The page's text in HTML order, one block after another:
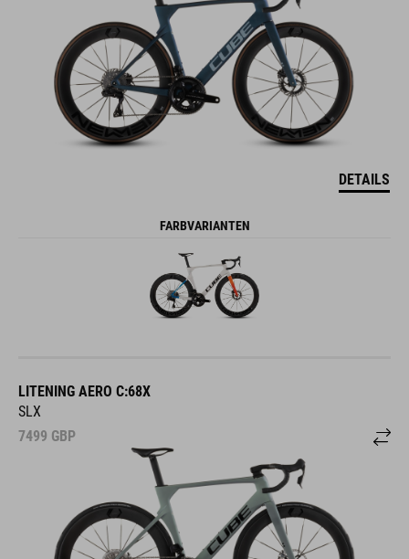
DETAILS
FARBVARIANTEN
LITENING AERO C:68X
SLX
7499 GBP